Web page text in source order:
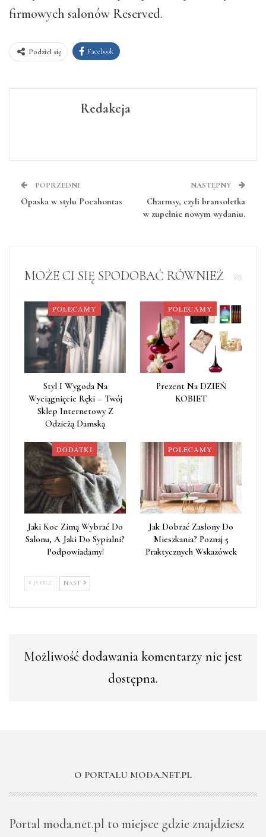
firmowych salonów Reserved.
Podziel się Facebook
Redakcja
POPRZEDNI
Opaska w stylu Pocahontas
NASTĘPNY
Charmsy, czyli bransoletka
w zupełnie nowym wydaniu.
MOŻE CI SIĘ SPODOBAĆ RÓWNIEŻ
POLECAMY
Styl I Wygoda Na
Wyciągnięcie Ręki – Twój
Sklep Internetowy Z
Odzieżą Damską
POLECAMY
Prezent Na DZIEŃ
KOBIET
DODATKI
Jaki Koc Zimą Wybrać Do
Salonu, A Jaki Do Sypialni?
Podpowiadamy!
POLECAMY
Jak Dobrać Zasłony Do
Mieszkania? Poznaj 5
Praktycznych Wskazówek
POPRZ NAST
Możliwość dodawania komentarzy nie jest
dostępna.
O PORTALU MODA.NET.PL
Portal moda.net.pl to miejsce gdzie znajdziesz